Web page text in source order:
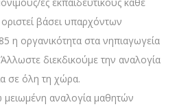
ες εκπαιδευτικούς κάθε
βάσει υπαρχόντων
η οργανικότητα στα νηπιαγωγεία
διεκδικούμε την αναλογία
σε όλη τη χώρα.
μειωμένη αναλογία μαθητών